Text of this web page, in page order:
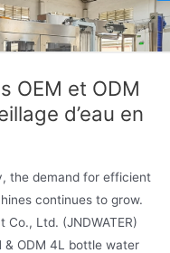
automatique
automatique
OEM et ODM
d’eau en
the demand for efficient
continues to grow.
Co., Ltd. (JNDWATER)
& ODM 4L bottle water